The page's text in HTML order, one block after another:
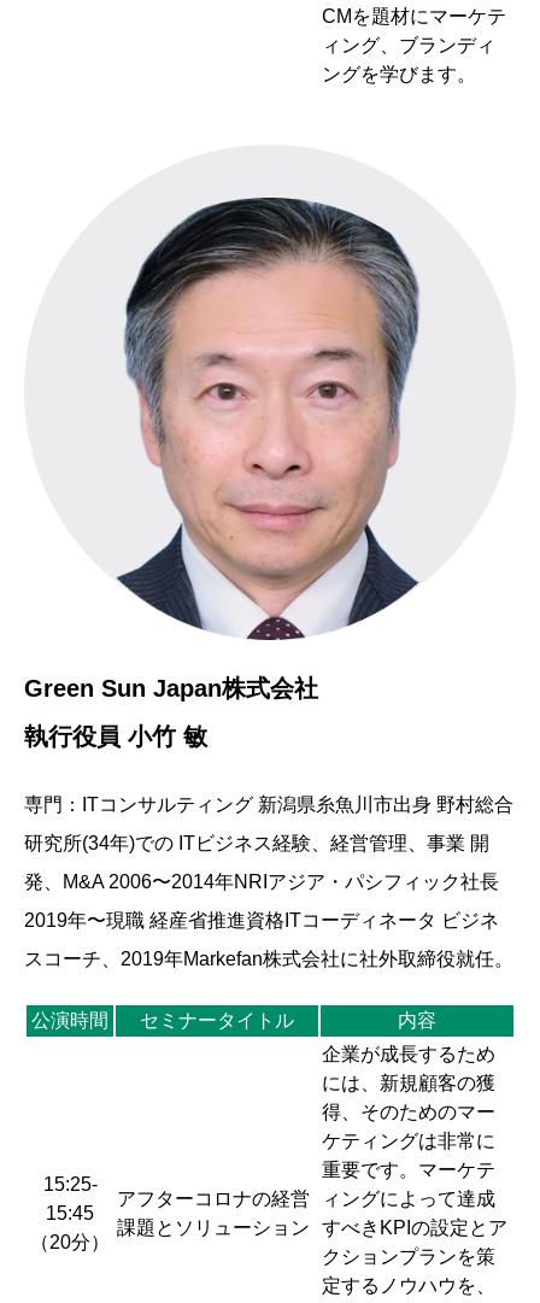
CMを題材にマーケテ
ィング、ブランディ
ングを学びます。
Green Sun Japan株式会社
執行役員 小竹 敏
専門：ITコンサルティング 新潟県糸魚川市出身 野村総合
研究所(34年)での ITビジネス経験、経営管理、事業 開
発、M&A 2006〜2014年NRIアジア・パシフィック社長
2019年〜現職 経産省推進資格ITコーディネータ ビジネ
スコーチ、2019年Markefan株式会社に社外取締役就任。
公演時間 セミナータイトル 内容
15:25-
15:45
（20分）
アフターコロナの経営
課題とソリューション
企業が成長するため
には、新規顧客の獲
得、そのためのマー
ケティングは非常に
重要です。マーケテ
ィングによって達成
すべきKPIの設定とア
クションプランを策
定するノウハウを、